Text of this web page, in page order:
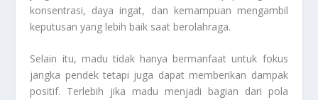
konsentrasi, daya ingat, dan kemampuan mengambil
keputusan yang lebih baik saat berolahraga.
Selain itu, madu tidak hanya bermanfaat untuk fokus
jangka pendek tetapi juga dapat memberikan dampak
positif. Terlebih jika madu menjadi bagian dari pola